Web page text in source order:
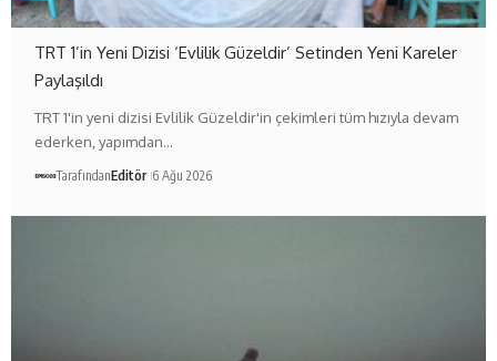
TRT 1’in Yeni Dizisi ‘Evlilik Güzeldir’ Setinden Yeni Kareler
Paylaşıldı
TRT 1'in yeni dizisi Evlilik Güzeldir'in çekimleri tüm hızıyla devam
ederken, yapımdan…
TarafındanEditör 6 Ağu 2026